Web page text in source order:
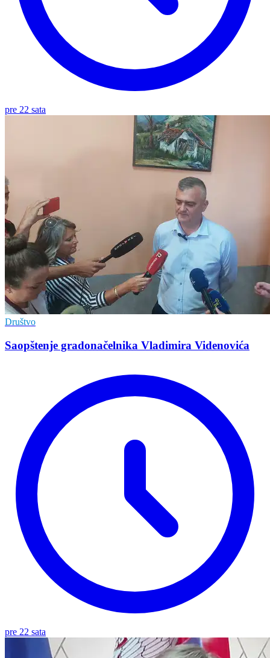
pre 22 sata
Društvo
Saopštenje gradonačelnika Vladimira Videnovića
pre 22 sata